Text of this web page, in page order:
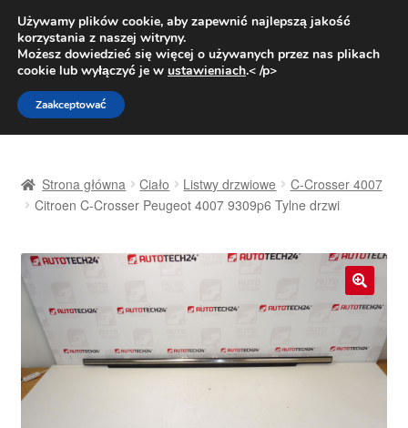
DOSTAWA od 31 zł
Pn.-pt. 9:00-16:00800 003 167
Przejdź
do
nawigacji
Przejdź
do
treści
Dostawa
Kontakt
Moje konto
O nas
Strona główna Ciało Listwy drzwiowe
C-Crosser 4007
Citroen C-Crosser Peugeot 4007 9309p6 Tylne drzwi
🔍
Używamy plików cookie, aby zapewnić najlepszą jakość
korzystania z naszej witryny.
Możesz dowiedzieć się więcej o używanych przez nas plikach
cookie lub wyłączyć je w ustawieniach.< /p>
Zaakceptować